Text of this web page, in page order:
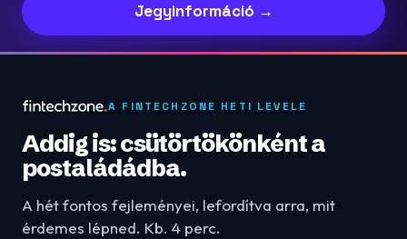
Jegyinformáció →
A FINTECHZONE HETI LEVELE
Addig is: csütörtökönként a
postaládádba.
A hét fontos fejleményei, lefordítva arra, mit
érdemes lépned. Kb. 4 perc.